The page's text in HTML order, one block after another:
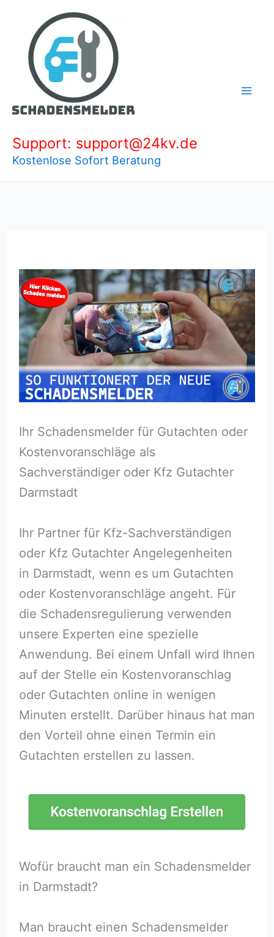
springen
Support: support@24kv.de
Kostenlose Sofort Beratung
Ihr Schadensmelder für Gutachten oder
Kostenvoranschläge als
Sachverständiger oder Kfz Gutachter
Darmstadt
Ihr Partner für Kfz-Sachverständigen
oder Kfz Gutachter Angelegenheiten
in Darmstadt, wenn es um Gutachten
oder Kostenvoranschläge angeht. Für
die Schadensregulierung verwenden
unsere Experten eine spezielle
Anwendung. Bei einem Unfall wird Ihnen
auf der Stelle ein Kostenvoranschlag
oder Gutachten online in wenigen
Minuten erstellt. Darüber hinaus hat man
den Vorteil ohne einen Termin ein
Gutachten erstellen zu lassen.
Wofür braucht man ein Schadensmelder
in Darmstadt?
Man braucht einen Schadensmelder